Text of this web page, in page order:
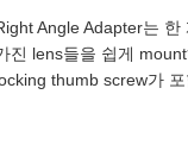
Angle Adapter는
진 lens들을 쉽게
thumb screw가